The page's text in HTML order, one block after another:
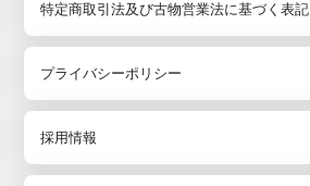
特定商取引法及び古物営業法に基づく表記
プライバシーポリシー
採用情報